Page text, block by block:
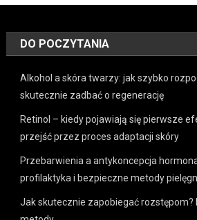
DO POCZYTANIA
Alkohol a skóra twarzy: jak szybko
skutecznie zadbać o regenerację
Retinol – kiedy pojawiają się pierwsze
przejść przez proces adaptacji skóry
Przebarwienia a antykoncepcja
profilaktyka i bezpieczne metody
Jak skutecznie zapobiegać rozstępom?